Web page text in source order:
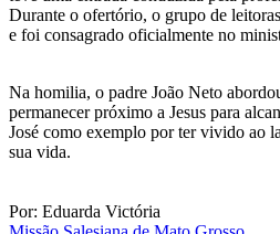
Durante o ofertório, o grupo de
e foi consagrado oficialmente no
Na homilia, o padre João Neto
permanecer próximo a Jesus para
José como exemplo por ter vivido ao
sua vida.
Por: Eduarda Victória